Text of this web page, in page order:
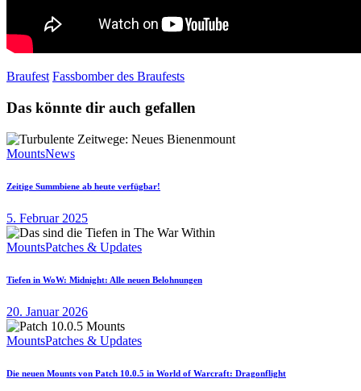
Braufest Fassbomber des Braufests
Das könnte dir auch gefallen
MountsNews
Zeitige Summbiene ab heute verfügbar!
5. Februar 2025
MountsPatches & Updates
Tiefen in WoW: Midnight: Alle neuen Belohnungen
20. Januar 2026
MountsPatches & Updates
Die neuen Mounts von Patch 10.0.5 in World of Warcraft: Dragonflight